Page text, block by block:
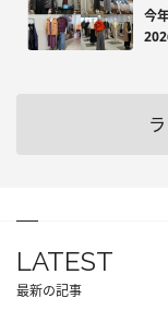
今
LATEST
最新の記事